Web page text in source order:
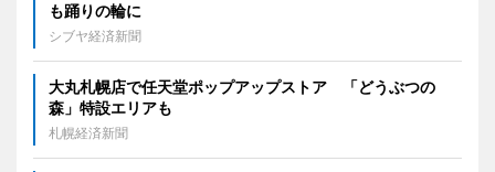
も踊りの輪に
シブヤ経済新聞
大丸札幌店で任天堂ポップアップストア 「どうぶつの
森」特設エリアも
札幌経済新聞